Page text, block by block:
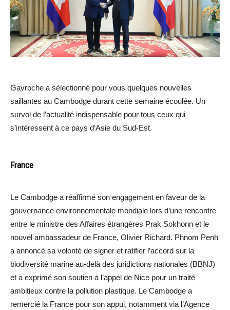
Gavroche a sélectionné pour vous quelques nouvelles
saillantes au Cambodge durant cette semaine écoulée. Un
survol de l’actualité indispensable pour tous ceux qui
s’intéressent à ce pays d’Asie du Sud-Est.
France
Le Cambodge a réaffirmé son engagement en faveur de la
gouvernance environnementale mondiale lors d’une rencontre
entre le ministre des Affaires étrangères Prak Sokhonn et le
nouvel ambassadeur de France, Olivier Richard. Phnom Penh
a annoncé sa volonté de signer et ratifier l’accord sur la
biodiversité marine au-delà des juridictions nationales (BBNJ)
et a exprimé son soutien à l’appel de Nice pour un traité
ambitieux contre la pollution plastique. Le Cambodge a
remercié la France pour son appui, notamment via l’Agence